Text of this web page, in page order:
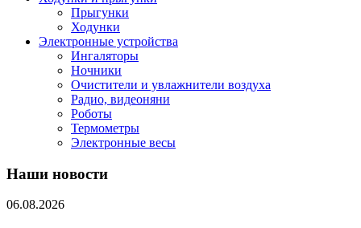
Прыгунки
Ходунки
Электронные устройства
Ингаляторы
Ночники
Очистители и увлажнители воздуха
Радио, видеоняни
Роботы
Термометры
Электронные весы
Наши новости
06.08.2026